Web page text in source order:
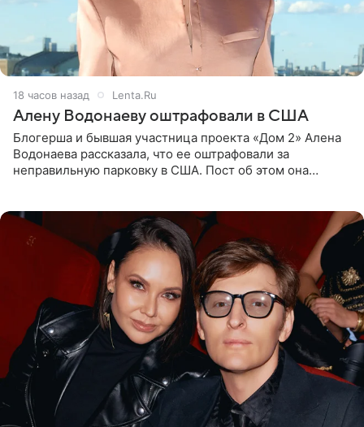
18 часов назад Lenta.Ru
Алену Водонаеву оштрафовали в США
Блогерша и бывшая участница проекта «Дом 2» Алена
Водонаева рассказала, что ее оштрафовали за
неправильную парковку в США. Пост об этом она